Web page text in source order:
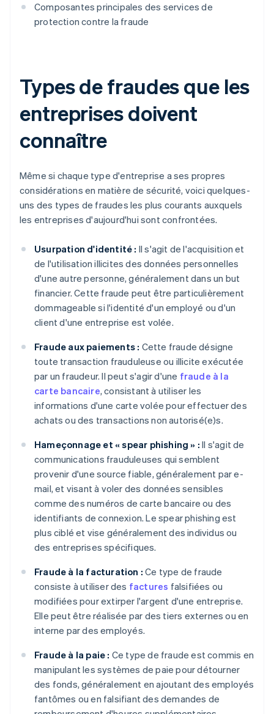
Composantes principales des services de
protection contre la fraude
Types de fraudes que les
entreprises doivent
connaître
Même si chaque type d'entreprise a ses propres
considérations en matière de sécurité, voici quelques-
uns des types de fraudes les plus courants auxquels
les entreprises d'aujourd'hui sont confrontées.
Usurpation d'identité : Il s'agit de l'acquisition et
de l'utilisation illicites des données personnelles
d'une autre personne, généralement dans un but
financier. Cette fraude peut être particulièrement
dommageable si l'identité d'un employé ou d'un
client d'une entreprise est volée.
Fraude aux paiements : Cette fraude désigne
toute transaction frauduleuse ou illicite exécutée
par un fraudeur. Il peut s'agir d'une fraude à la
carte bancaire, consistant à utiliser les
informations d'une carte volée pour effectuer des
achats ou des transactions non autorisé(e)s.
Hameçonnage et « spear phishing » : Il s'agit de
communications frauduleuses qui semblent
provenir d'une source fiable, généralement par e-
mail, et visant à voler des données sensibles
comme des numéros de carte bancaire ou des
identifiants de connexion. Le spear phishing est
plus ciblé et vise généralement des individus ou
des entreprises spécifiques.
Fraude à la facturation : Ce type de fraude
consiste à utiliser des factures falsifiées ou
modifiées pour extirper l'argent d'une entreprise.
Elle peut être réalisée par des tiers externes ou en
interne par des employés.
Fraude à la paie : Ce type de fraude est commis en
manipulant les systèmes de paie pour détourner
des fonds, généralement en ajoutant des employés
fantômes ou en falsifiant des demandes de